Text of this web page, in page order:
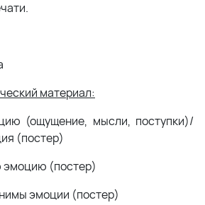
материал:
(ощущение, мысли, поступки)/
(постер)
эмоцию (постер)
эмоции (постер)